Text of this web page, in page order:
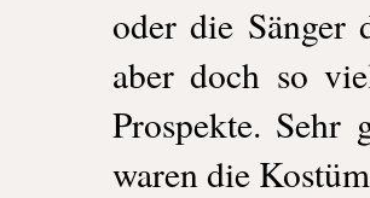
oder die Sänger
aber doch so
Prospekte. Sehr
waren die